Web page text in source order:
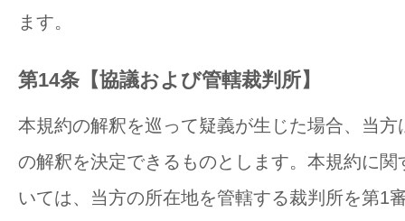
ます。
第14条【協議および管轄裁判所】
本規約の解釈を巡って疑義が生じた場合、当方
の解釈を決定できるものとします。本規約に関
いては、当方の所在地を管轄する裁判所を第1